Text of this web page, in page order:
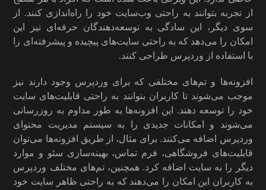
از تجربه بتوانند به راحتی وب‌سایت خود را راه‌اندازی کنند. از
سوی دیگر، این سادگی به توسعه‌دهندگان حرفه‌ای نیز این
امکان را می‌دهد که به راحتی سایت‌های پیچیده و پیشرفته‌ای را
با استفاده از وردپرس طراحی کنند.
افزونه‌ها و تم‌های مختلفی که برای وردپرس وجود دارند نیز
موجب می‌شوند تا کاربران بتوانند به راحتی قابلیت‌های سایت
خود را توسعه دهند. این افزونه‌ها به طور مداوم به روزرسانی
می‌شوند و امکانات جدیدی را به سیستم مدیریت محتوای
وردپرس اضافه می‌کنند. برای مثال، از طریق افزونه‌ها می‌توان
قابلیت‌های فروشگاهی، فرم تماس، بهینه‌سازی سئو و موارد
دیگر را به سایت اضافه کرد. همچنین، تم‌های مختلف وردپرس
به کاربران این امکان را می‌دهند که به راحتی ظاهر سایت خود